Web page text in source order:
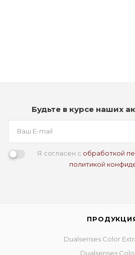
Будьте в курсе наших
Я согласен с обработкой
политикой
Dualsenses Color
Dualsenses